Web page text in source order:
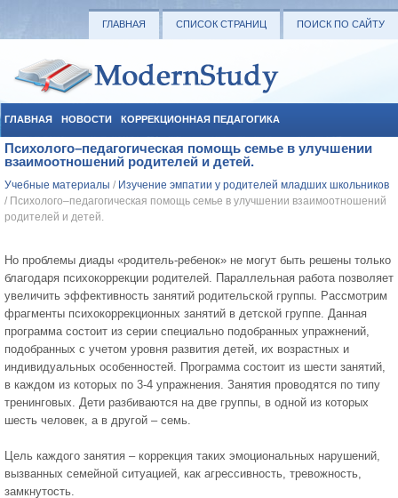
ГЛАВНАЯ СПИСОК СТРАНИЦ ПОИСК ПО САЙТУ
ГЛАВНАЯ НОВОСТИ КОРРЕКЦИОННАЯ ПЕДАГОГИКА
СОЦИАЛЬНАЯ ПЕДАГОГИКА УЧЕБНЫЕ МАТЕРИАЛЫ
Психолого–педагогическая помощь семье в улучшении
взаимоотношений родителей и детей.
Учебные материалы / Изучение эмпатии у родителей младших школьников
/ Психолого–педагогическая помощь семье в улучшении взаимоотношений
родителей и детей.
Но проблемы диады «родитель-ребенок» не могут быть решены только
благодаря психокоррекции родителей. Параллельная работа позволяет
увеличить эффективность занятий родительской группы. Рассмотрим
фрагменты психокоррекционных занятий в детской группе. Данная
программа состоит из серии специально подобранных упражнений,
подобранных с учетом уровня развития детей, их возрастных и
индивидуальных особенностей. Программа состоит из шести занятий,
в каждом из которых по 3-4 упражнения. Занятия проводятся по типу
тренинговых. Дети разбиваются на две группы, в одной из которых
шесть человек, а в другой – семь.
Цель каждого занятия – коррекция таких эмоциональных нарушений,
вызванных семейной ситуацией, как агрессивность, тревожность,
замкнутость.